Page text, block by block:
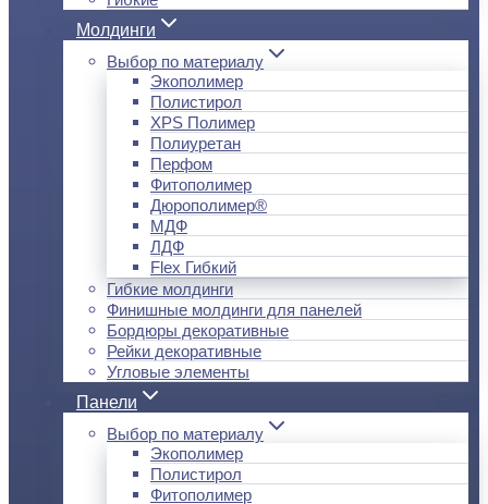
Молдинги
Выбор по материалу
Экополимер
Полистирол
XPS Полимер
Полиуретан
Перфом
Фитополимер
Дюрополимер®
МДФ
ЛДФ
Flex Гибкий
Гибкие молдинги
Финишные молдинги для панелей
Бордюры декоративные
Рейки декоративные
Угловые элементы
Панели
Выбор по материалу
Экополимер
Полистирол
Фитополимер